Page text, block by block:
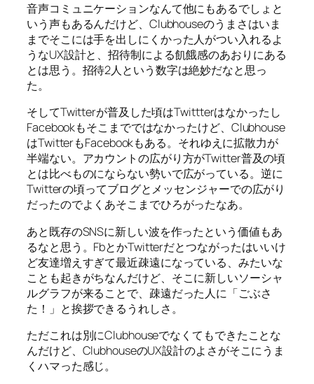
音声コミュニケーションなんて他にもあるでしょと
いう声もあるんだけど、Clubhouseのうまさはいま
までそこには手を出しにくかった人がつい入れるよ
うなUX設計と、招待制による飢餓感のあおりにある
とは思う。招待2人という数字は絶妙だなと思っ
た。
そしてTwitterが普及した頃はTwittterはなかったし
Facebookもそこまでではなかったけど、Clubhouse
はTwitterもFacebookもある。それゆえに拡散力が
半端ない。アカウントの広がり方がTwitter普及の頃
とは比べものにならない勢いで広がっている。逆に
Twitterの頃ってブログとメッセンジャーでの広がり
だったのでよくあそこまでひろがったなあ。
あと既存のSNSに新しい波を作ったという価値もあ
るなと思う。FbとかTwitterだとつながったはいいけ
ど友達増えすぎて最近疎遠になっている、みたいな
ことも起きがちなんだけど、そこに新しいソーシャ
ルグラフが来ることで、疎遠だった人に「ごぶさ
た！」と挨拶できるうれしさ。
ただこれは別にClubhouseでなくてもできたことな
んだけど、ClubhouseのUX設計のよさがそこにうま
くハマった感じ。